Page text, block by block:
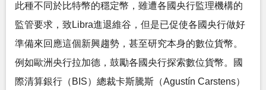
此種不同於比特幣的穩定幣，雖遭各國央行監理機構的
監管要求，致Libra進退維谷，但是已促使各國央行做好
準備來回應這個新興趨勢，甚至研究本身的數位貨幣。
例如歐洲央行拉加德，鼓勵各國央行探索數位貨幣。國
際清算銀行（BIS）總裁卡斯騰斯（Agustín Carstens）